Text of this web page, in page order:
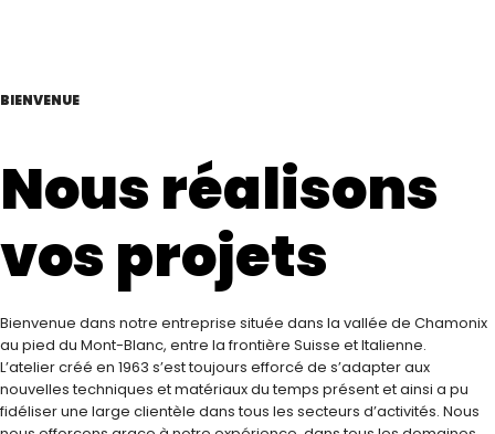
BIENVENUE
Nous réalisons
vos projets
Bienvenue dans notre entreprise située dans la vallée de Chamonix
au pied du Mont-Blanc, entre la frontière Suisse et Italienne.
L’atelier créé en 1963 s’est toujours efforcé de s’adapter aux
nouvelles techniques et matériaux du temps présent et ainsi a pu
fidéliser une large clientèle dans tous les secteurs d’activités. Nous